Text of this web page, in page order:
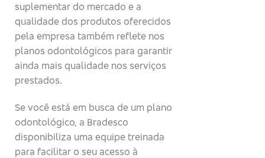
suplementar do mercado e a
qualidade dos produtos oferecidos
pela empresa também reflete nos
planos odontológicos para garantir
ainda mais qualidade nos serviços
prestados.
Se você está em busca de um plano
odontológico, a Bradesco
disponibiliza uma equipe treinada
para facilitar o seu acesso à